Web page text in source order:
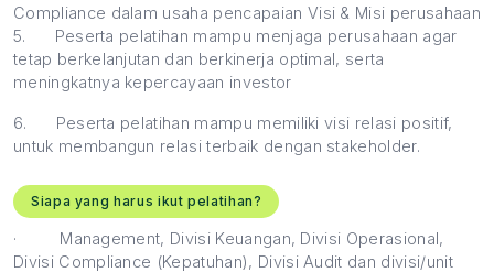
Compliance dalam usaha pencapaian Visi & Misi perusahaan
5.
Peserta pelatihan mampu menjaga perusahaan agar
tetap berkelanjutan dan berkinerja optimal, serta
meningkatnya kepercayaan investor
6.
Peserta pelatihan mampu memiliki visi relasi positif,
untuk membangun relasi terbaik dengan stakeholder.
Siapa yang harus ikut pelatihan?
·
Management, Divisi Keuangan, Divisi Operasional,
Divisi Compliance (Kepatuhan), Divisi Audit dan divisi/unit